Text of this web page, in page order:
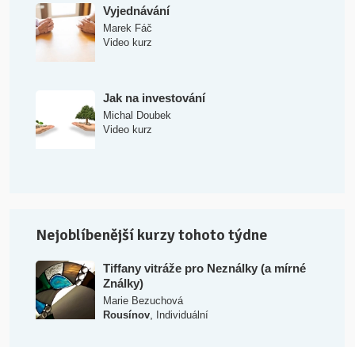
Vyjednávání
Marek Fáč
Video kurz
Jak na investování
Michal Doubek
Video kurz
Nejoblíbenější kurzy tohoto týdne
Tiffany vitráže pro Neználky (a mírné
Ználky)
Marie Bezuchová
Rousínov, Individuální